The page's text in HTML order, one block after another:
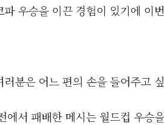
우승을 이끈 경험이 있기에 이
분은 어느 편의 손을 들어주고
에서 패배한 메시는 월드컵 우승